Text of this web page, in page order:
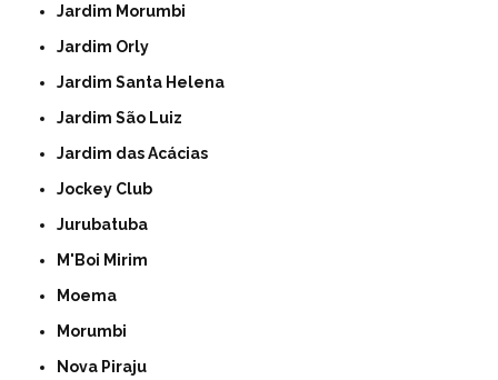
Jardim Morumbi
Jardim Orly
Jardim Santa Helena
Jardim São Luiz
Jardim das Acácias
Jockey Club
Jurubatuba
M'Boi Mirim
Moema
Morumbi
Nova Piraju